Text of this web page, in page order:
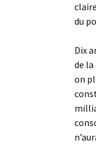
du
Dix
de
on